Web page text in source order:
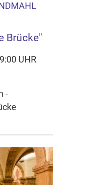
Brücke"
UHR
-